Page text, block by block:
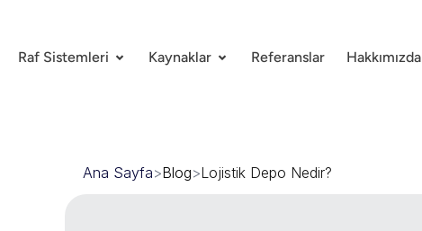
Raf Sistemleri Kaynaklar Referanslar Hakkımızda
Ana Sayfa>Blog>Lojistik Depo Nedir?